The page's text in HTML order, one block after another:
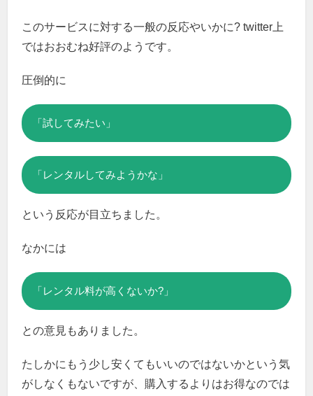
このサービスに対する一般の反応やいかに? twitter上
ではおおむね好評のようです。
圧倒的に
「試してみたい」
「レンタルしてみようかな」
という反応が目立ちました。
なかには
「レンタル料が高くないか?」
との意見もありました。
たしかにもう少し安くてもいいのではないかという気
がしなくもないですが、購入するよりはお得なのでは